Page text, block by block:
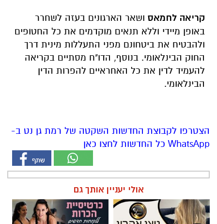
קריאה לחמאס ושאר הארגונים בעזה לשחרר
באופן מיידי וללא תנאים מוקדמים את כל החטופים
ולהבטיח את ביטחונם מפני התעללות מינית דרך
החוק הבינלאומי. בנוסף, הדו"ח מסתיים בקריאה
להעמיד לדין את כל האחראיים להפרות הדין
הבינלאומי.
הצטרפו לקבוצת החדשות השקטה של רמת גן נט ב-
WhatsApp כל החדשות לחצו כאן
אולי יעניין אותך גם